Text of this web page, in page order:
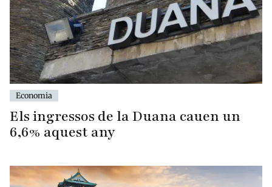
Economia
Els ingressos de la Duana cauen un
6,6% aquest any